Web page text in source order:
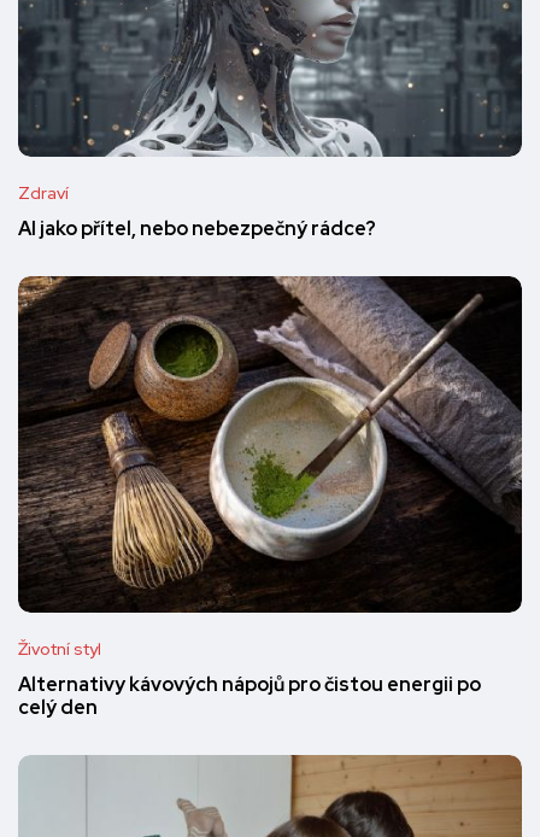
Zdraví
AI jako přítel, nebo nebezpečný rádce?
Životní styl
Alternativy kávových nápojů pro čistou energii po
celý den